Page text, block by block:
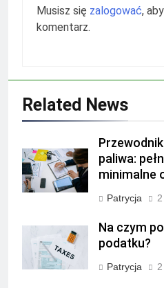
Musisz się zalogować,
komentarz.
Related News
paliwa:
minimalne
Patrycja
Na czym
podatku?
Patrycja